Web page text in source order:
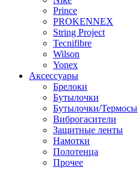
Prince
PROKENNEX
String Project
Tecnifibre
Wilson
Yonex
Аксессуары
Брелоки
Бутылочки
Бутылочки/Термосы
Виброгасители
Защитные ленты
Намотки
Полотенца
Прочее